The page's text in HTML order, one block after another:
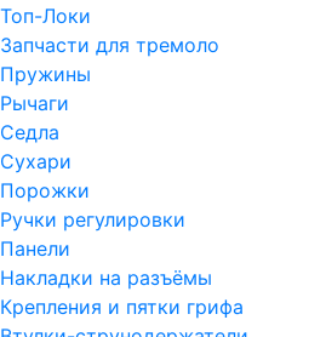
Топ-Локи
Запчасти для тремоло
Пружины
Рычаги
Седла
Сухари
Порожки
Ручки регулировки
Панели
Накладки на разъёмы
Крепления и пятки грифа